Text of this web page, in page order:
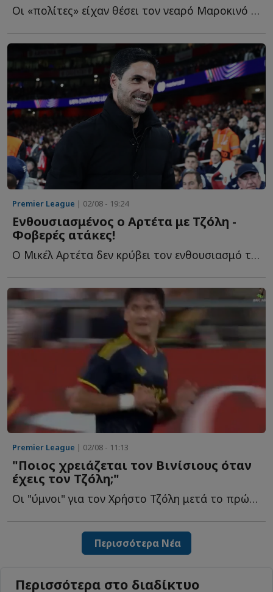
Οι «πολίτες» είχαν θέσει τον νεαρό Μαροκινό στην κορυφή τ...
Premier League | 02/08 - 19:24
Ενθουσιασμένος ο Αρτέτα με Τζόλη -
Φοβερές ατάκες!
Ο Μικέλ Αρτέτα δεν κρύβει τον ενθουσιασμό του για το τ...
Premier League | 02/08 - 11:13
"Ποιος χρειάζεται τον Βινίσιους όταν
έχεις τον Τζόλη;"
Οι "ύμνοι" για τον Χρήστο Τζόλη μετά το πρώτο του γκολ σ...
Περισσότερα Νέα
Περισσότερα στο διαδίκτυο